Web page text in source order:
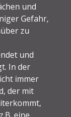
und
Gefahr,
zu
und
In der
immer
der mit